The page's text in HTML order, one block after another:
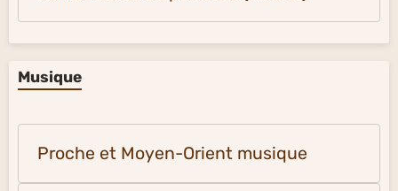
Musique
Proche et Moyen-Orient musique